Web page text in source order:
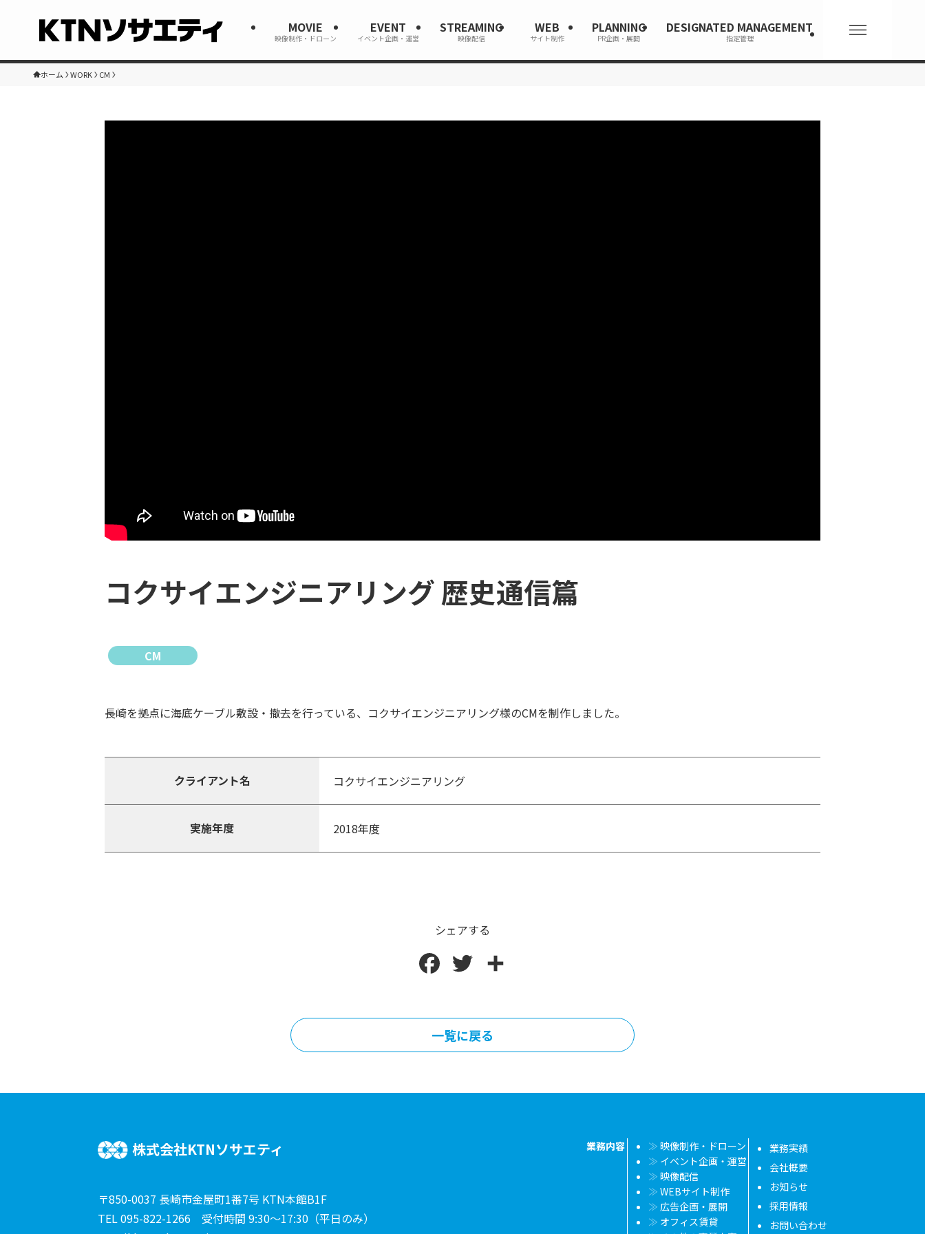
MOVIE
映像制作・ドローン
EVENT
イベント企画・運営
STREAMING
映像配信
WEB
サイト制作
PLANNING
PR企画・展開
DESIGNATED MANAGEMENT
指定管理
ホーム WORK CM
コクサイエンジニアリング 歴史通信篇
CM
長崎を拠点に海底ケーブル敷設・撤去を行っている、コクサイエンジニアリング様のCMを制作しました。
クライアント名 コクサイエンジニアリング
実施年度 2018年度
シェアする
c
e
i
t
一覧に戻る
株式会社KTNソサエティ
〒850-0037 長崎市金屋町1番7号 KTN本館B1F
TEL 095-822-1266 受付時間 9:30〜17:30（平日のみ）
業務内容
映像制作・ドローン
イベント企画・運営
映像配信
WEBサイト制作
広告企画・展開
オフィス賃貸
業務実績
会社概要
お知らせ
採用情報
お問い合わせ